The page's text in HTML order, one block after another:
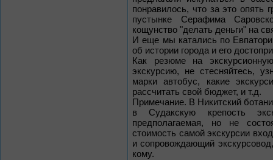
понравилось, что за это опять
пустынке Серафима
кощунство "делать деньги" на
И еще мы катались по
об истории города и его
Как резюме на
экскурсию, не стесняйтесь,
марки автобус, какие
рассчитать свой бюджет, и т.д.
Примечание. В Никитский
в Судакскую крепость
предполагаемая, но не
стоимость самой экскурсии
и сопровождающий
кому.